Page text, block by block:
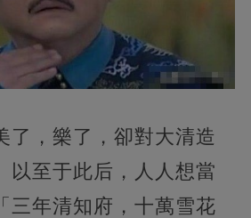
了，樂了，卻對大清造
以至于此后，人人想當
三年清知府，十萬雪花